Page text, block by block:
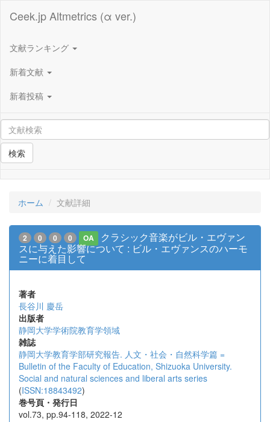
Ceek.jp Altmetrics (α ver.)
文献ランキング
新着文献
新着投稿
検索
ホーム 文献詳細
2 0 0 0 OA
クラシック音楽がビル・エヴァン
スに与えた影響について : ビル・エヴァンスのハーモ
ニーに着目して
著者
長谷川 慶岳
出版者
静岡大学学術院教育学領域
雑誌
静岡大学教育学部研究報告. 人文・社会・自然科学篇 =
Bulletin of the Faculty of Education, Shizuoka University.
Social and natural sciences and liberal arts series
(ISSN:18843492)
巻号頁・発行日
vol.73, pp.94-118, 2022-12